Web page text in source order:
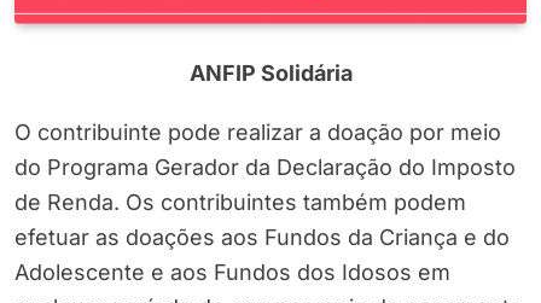
ANFIP Solidária
O contribuinte pode realizar a doação por meio
do Programa Gerador da Declaração do Imposto
de Renda. Os contribuintes também podem
efetuar as doações aos Fundos da Criança e do
Adolescente e aos Fundos dos Idosos em